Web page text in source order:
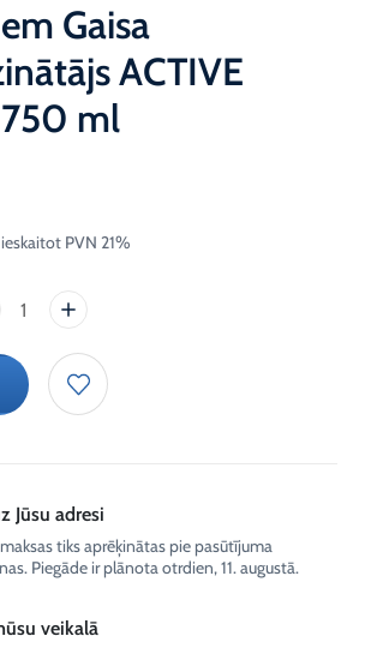
Gaisa
ACTIVE
750 ml
PVN 21%
Jūsu adresi
tiks aprēķinātas pie pasūtījuma
Piegāde ir plānota otrdien, 11. augustā.
veikalā